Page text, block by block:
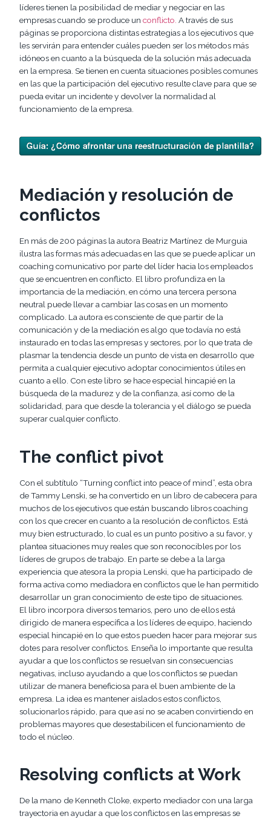
líderes tienen la posibilidad de mediar y negociar en las
empresas cuando se produce un conflicto. A través de sus
páginas se proporciona distintas estrategias a los ejecutivos que
les servirán para entender cuáles pueden ser los métodos más
idóneos en cuanto a la búsqueda de la solución más adecuada
en la empresa. Se tienen en cuenta situaciones posibles comunes
en las que la participación del ejecutivo resulte clave para que se
pueda evitar un incidente y devolver la normalidad al
funcionamiento de la empresa.
Mediación y resolución de
conflictos
En más de 200 páginas la autora Beatriz Martínez de Murguia
ilustra las formas más adecuadas en las que se puede aplicar un
coaching comunicativo por parte del líder hacia los empleados
que se encuentren en conflicto. El libro profundiza en la
importancia de la mediación, en cómo una tercera persona
neutral puede llevar a cambiar las cosas en un momento
complicado. La autora es consciente de que partir de la
comunicación y de la mediación es algo que todavía no está
instaurado en todas las empresas y sectores, por lo que trata de
plasmar la tendencia desde un punto de vista en desarrollo que
permita a cualquier ejecutivo adoptar conocimientos útiles en
cuanto a ello. Con este libro se hace especial hincapié en la
búsqueda de la madurez y de la confianza, así como de la
solidaridad, para que desde la tolerancia y el diálogo se pueda
superar cualquier conflicto.
The conflict pivot
Con el subtítulo “Turning conflict into peace of mind”, esta obra
de Tammy Lenski, se ha convertido en un libro de cabecera para
muchos de los ejecutivos que están buscando libros coaching
con los que crecer en cuanto a la resolución de conflictos. Está
muy bien estructurado, lo cual es un punto positivo a su favor, y
plantea situaciones muy reales que son reconocibles por los
líderes de grupos de trabajo. En parte se debe a la larga
experiencia que atesora la propia Lenski, que ha participado de
forma activa como mediadora en conflictos que le han permitido
desarrollar un gran conocimiento de este tipo de situaciones.
El libro incorpora diversos temarios, pero uno de ellos está
dirigido de manera específica a los líderes de equipo, haciendo
especial hincapié en lo que estos pueden hacer para mejorar sus
dotes para resolver conflictos. Enseña lo importante que resulta
ayudar a que los conflictos se resuelvan sin consecuencias
negativas, incluso ayudando a que los conflictos se puedan
utilizar de manera beneficiosa para el buen ambiente de la
empresa. La idea es mantener aislados estos conflictos,
solucionarlos rápido, para que así no se acaben convirtiendo en
problemas mayores que desestabilicen el funcionamiento de
todo el núcleo.
Resolving conflicts at Work
De la mano de Kenneth Cloke, experto mediador con una larga
trayectoria en ayudar a que los conflictos en las empresas se